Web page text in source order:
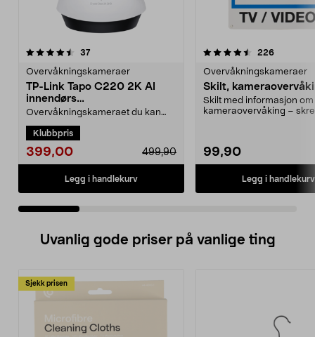
37anmeldelser
Overvåkningskameraer
TP-Link Tapo C220 2K AI
innendørs
overvåkningskamera
Overvåkningskameraet du kan
smart KI. TP-Link Tapo ...
Klubbpris
399,00 499,90
Legg i handlekurv
4.5 av 5 stjerner 226
Overvåkningskameraer
Skilt,
Skilt med informasjon om
kameraovervåking –
99,90
Legg i handlekurv
4.5 av 5 stjerner
Uvanlig gode priser på vanlige ting
Sjekk prisen